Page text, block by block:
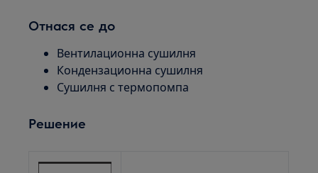
Отнася се до
Вентилационна сушилня
Кондензационна сушилня
Сушилня с термопомпа
Решение